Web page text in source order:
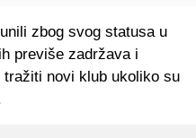
zbog svog statusa u
previše zadržava i
tražiti novi klub ukoliko su